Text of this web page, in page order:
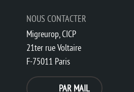
NOUS CONTACTER
Migreurop, CICP
21ter rue Voltaire
F-75011 Paris
PAR MAIL